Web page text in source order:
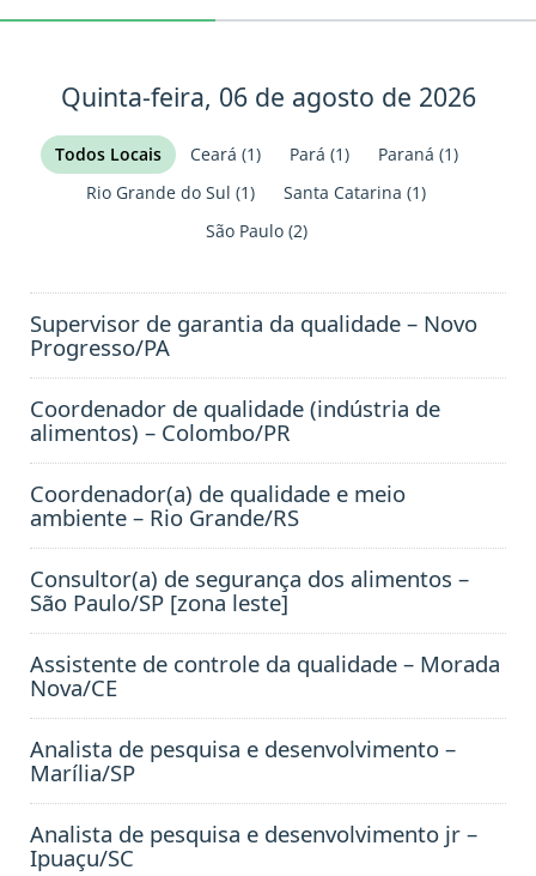
Quinta-feira, 06 de agosto de 2026
Todos Locais Ceará (1) Pará (1) Paraná (1)
Rio Grande do Sul (1) Santa Catarina (1)
São Paulo(2)
Supervisor de garantia da qualidade – Novo
Progresso/PA
Coordenador de qualidade (indústria de
alimentos) – Colombo/PR
Coordenador(a) de qualidade e meio
ambiente – Rio Grande/RS
Consultor(a) de segurança dos alimentos –
São Paulo/SP [zona leste]
Assistente de controle da qualidade – Morada
Nova/CE
Analista de pesquisa e desenvolvimento –
Marília/SP
Analista de pesquisa e desenvolvimento jr –
Ipuaçu/SC